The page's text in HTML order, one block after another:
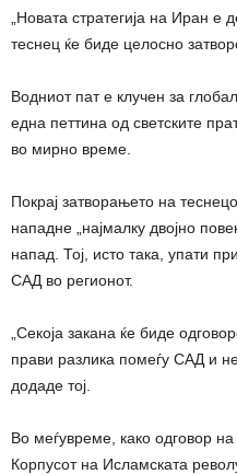
„Новата стратегија на Иран е
теснец ќе биде целосно
Водниот пат е клучен за
една петтина од светските
во мирно време.
Покрај затворањето на
нападне „најмалку двојно
напад. Тој, исто така, упати
САД во регионот.
„Секоја закана ќе биде
прави разлика помеѓу САД и
додаде тој.
Во меѓувреме, како одговор
Корпусот на Исламската